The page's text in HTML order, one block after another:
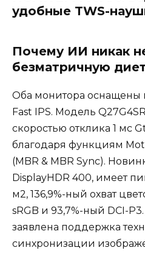
удобные TWS-
Почему ИИ никак
безматричную
Оба монитора
Fast IPS. Модель
скоростью отклика 1 мс
благодаря функциям
(MBR & MBR Sync).
DisplayHDR 400, имеет
м2, 136,9%-ный охват
sRGB и 93,7%-ный DCI-
заявлена поддержка
синхронизации